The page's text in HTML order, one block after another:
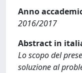
Anno
2016/2017
Abstract in
Lo scopo del
soluzione al